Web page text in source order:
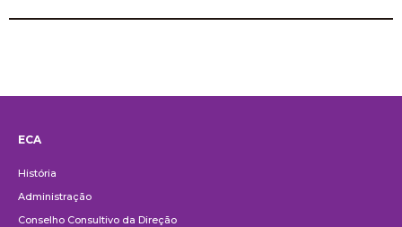
ECA
História
Administração
Conselho Consultivo da Direção